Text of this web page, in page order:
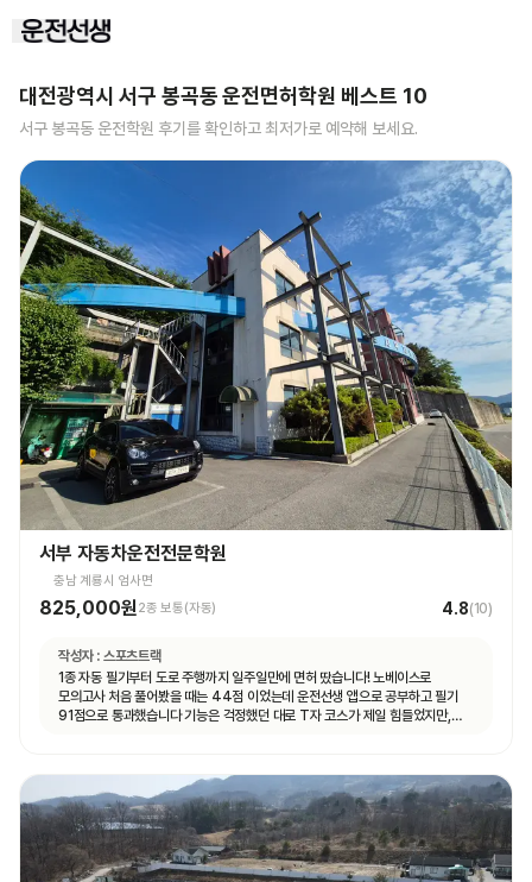
대전광역시 서구 봉곡동운전면허학원 베스트 10
서구 봉곡동 운전학원 후기를 확인하고 최저가로 예약해 보세요.
서부 자동차운전전문학원
충남 계룡시 엄사면
825,000원 2종 보통(자동) 4.8(10)
작성자 : 스포츠트랙
1종 자동 필기부터 도로 주행까지 일주일만에 면허 땄습니다! 노베이스로
모의고사 처음 풀어봤을 때는 44점 이었는데 운전선생 앱으로 공부하고 필기
91점으로 통과했습니다 기능은 걱정했던 대로 T자 코스가 제일 힘들었지만,
속에 넣어두시면 어렵지 않게 합격하실 수 있을 거예요 강사님마다 알려주시는
스타일이 조금씩 다른데, 그냥 본인이 편한 대로 운전하시면 됩니다 다들 처음
운전대 잡아보는 거니까 아무것도 모르는 게 당연한 거니, 잘 모르겠는 것이나
궁금한 게 있다면 강사님께 적극적으로 질문하시는 걸 추천드려요! 운전 잘 하면
뭐하러 학원에 오겠어요~